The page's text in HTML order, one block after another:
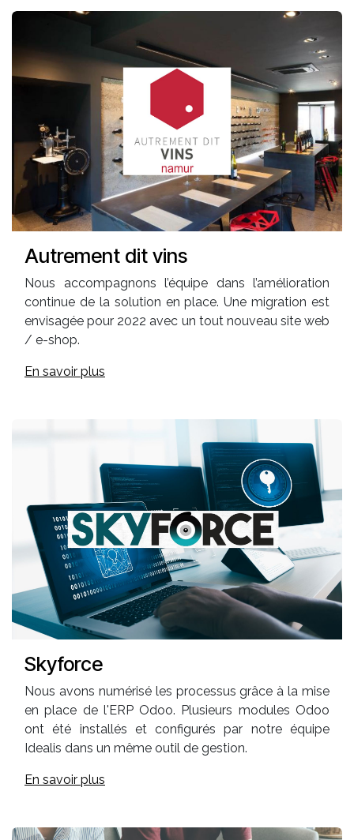
Autrement dit vins
Nous accompagnons l’équipe dans l’amélioration
continue de la solution en place. Une migration est
envisagée pour 2022 avec un tout nouveau site web
/ e-shop.
En savoir plus
Skyforce
Nous avons numérisé les processus grâce à la mise
en place de l'ERP Odoo. Plusieurs modules Odoo
ont été installés et configurés par notre équipe
Idealis dans un même outil de gestion.
En savoir plus